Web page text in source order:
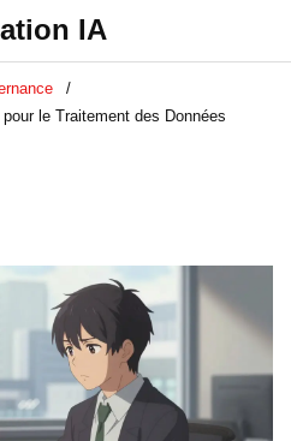
IA
le Traitement des Données